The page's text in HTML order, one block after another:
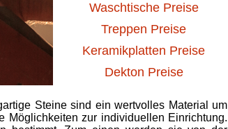
Waschtische Preise
Treppen Preise
Keramikplatten Preise
Dekton Preise
Steine sind ein wertvolles Material um
Möglichkeiten zur individuellen Einrichtung.